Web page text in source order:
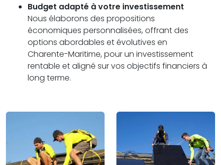
Budget adapté à votre investissement
Nous élaborons des propositions
économiques personnalisées, offrant des
options abordables et évolutives en
Charente-Maritime, pour un investissement
rentable et aligné sur vos objectifs financiers à
long terme.